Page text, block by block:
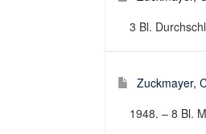
3 Bl.
Zuckmayer,
1948. – 8 Bl.